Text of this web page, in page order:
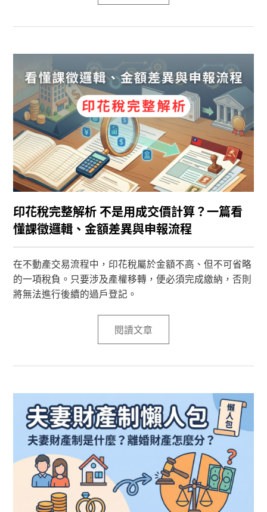
印花稅完整解析 不是用成交價計算？一篇看
懂課徵邏輯、金額差異與申報流程
在不動產交易流程中，印花稅屬於金額不高、但不可省略
的一項稅負。只要涉及產權移轉，便必須完成繳納，否則
將無法進行後續的過戶登記。
閱讀文章